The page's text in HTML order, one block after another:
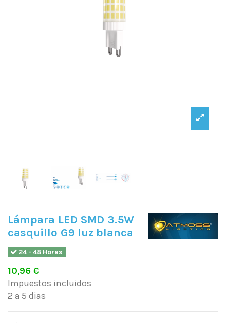
Lámpara LED SMD 3.5W
casquillo G9 luz blanca
24 - 48 Horas
10,96 €
Impuestos incluidos
2 a 5 dias